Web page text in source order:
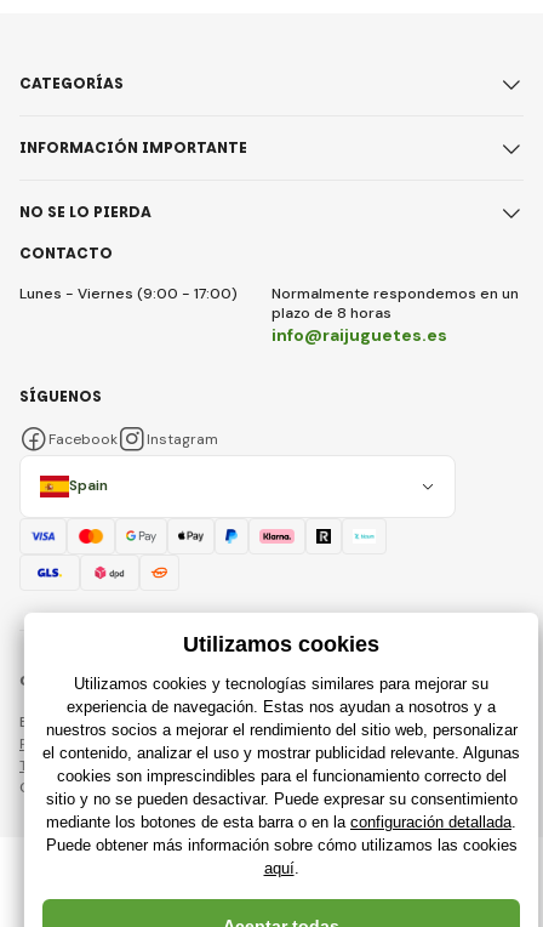
CONTACTO
Lunes - Viernes (9:00 - 17:00)
Normalmente respondemos en un
plazo de 8 horas
info@raijuguetes.es
CATEGORÍAS
INFORMACIÓN IMPORTANTE
NO SE LO PIERDA
Spain
SÍGUENOS
Facebook Instagram
© 2018 - 2026 Raijuguetes.es, Todos los derechos reservados
Esta página está protegida por reCAPTCHA y se aplican
Política de privacidad
compañías de Google y su
Términos y condiciones
Creación de tiendas en línea eficientes desdeRIESENIA